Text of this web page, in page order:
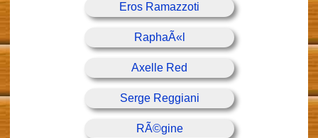
Eros Ramazzoti
RaphaÃ«l
Axelle Red
Serge Reggiani
RÃ©gine